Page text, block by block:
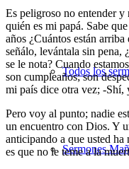
Todos los
Sermones
Es peligroso no entender y
quién es mi papá. Sabe
años ¿Cuántos están
señálo, levántala sin pena,
se le nota? Cuando
son cumpleaños; son
mi país dice otra vez; -Shí,
Pero voy al punto; nadie
un encuentro con Dios. Y
anticipando a que usted
es que no le teme a la